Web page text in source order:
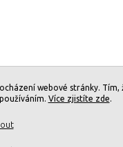
webové stránky. Tím,
Více zjistíte zde.